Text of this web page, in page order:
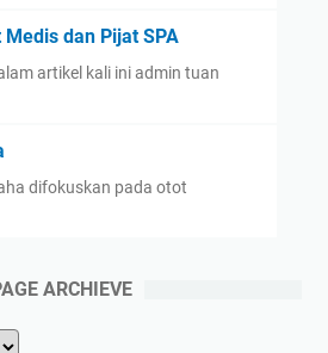
dan Pijat SPA
artikel kali ini admin tuan
difokuskan pada otot
ARCHIEVE